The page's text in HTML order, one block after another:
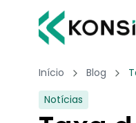
Início Blog
Notícias